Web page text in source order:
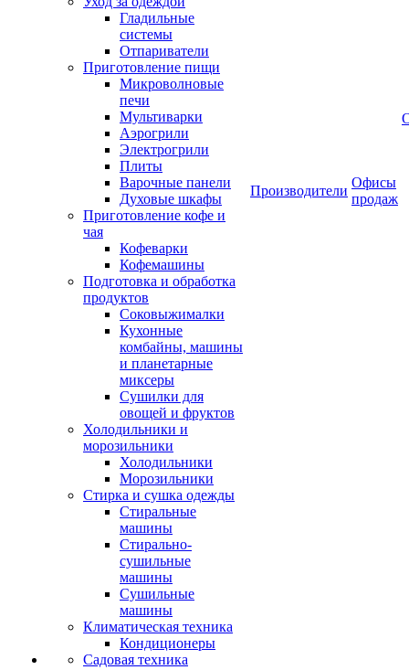
Гладильные
системы
Отпариватели
Приготовление пищи
Микроволновые
печи
Мультиварки
Аэрогрили
Электрогрили
Плиты
Варочные панели
Духовые шкафы
Приготовление кофе и
чая
Кофеварки
Кофемашины
Подготовка и обработка
продуктов
Соковыжималки
Кухонные
комбайны, машины
и планетарные
миксеры
Сушилки для
овощей и фруктов
Холодильники и
морозильники
Холодильники
Морозильники
Стирка и сушка одежды
Стиральные
машины
Стирально-
сушильные
машины
Сушильные
машины
Климатическая техника
Кондиционеры
Садовая техника
Производители
Офисы
продаж